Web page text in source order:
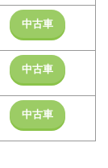
中古車
中古車
中古車